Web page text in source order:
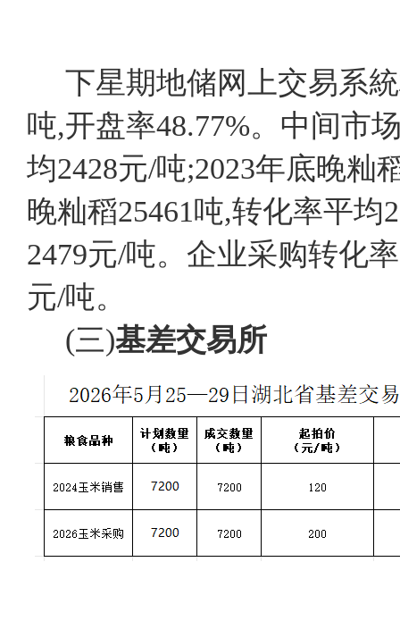
下星期地储网上交易系
吨,开盘率48.77%。中间市
均2428元/吨;2023年底晚籼
晚籼稻25461吨,转化率平均
2479元/吨。企业采购转化
元/吨。
(三)基差交易所